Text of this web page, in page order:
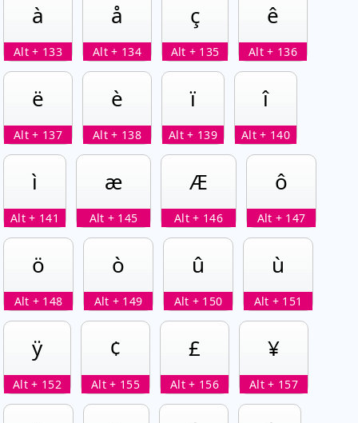
à
Alt + 133
å
Alt + 134
ç
Alt + 135
ê
Alt + 136
ë
Alt + 137
è
Alt + 138
ï
Alt + 139
î
Alt + 140
ì
Alt + 141
æ
Alt + 145
Æ
Alt + 146
ô
Alt + 147
ö
Alt + 148
ò
Alt + 149
û
Alt + 150
ù
Alt + 151
ÿ
Alt + 152
¢
Alt + 155
£
Alt + 156
¥
Alt + 157